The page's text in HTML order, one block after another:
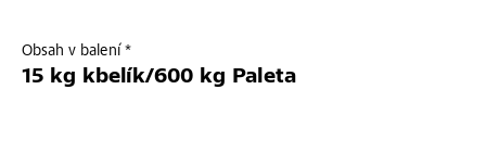
Obsah v balení *
15 kg kbelík/600 kg Paleta